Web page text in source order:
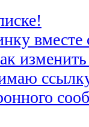
изменить